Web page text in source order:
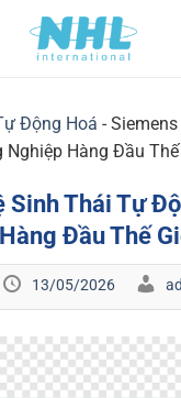
Động Hoá -
Hàng Đầu Thế
Sinh Thái Tự
Đầu Thế
13/05/2026